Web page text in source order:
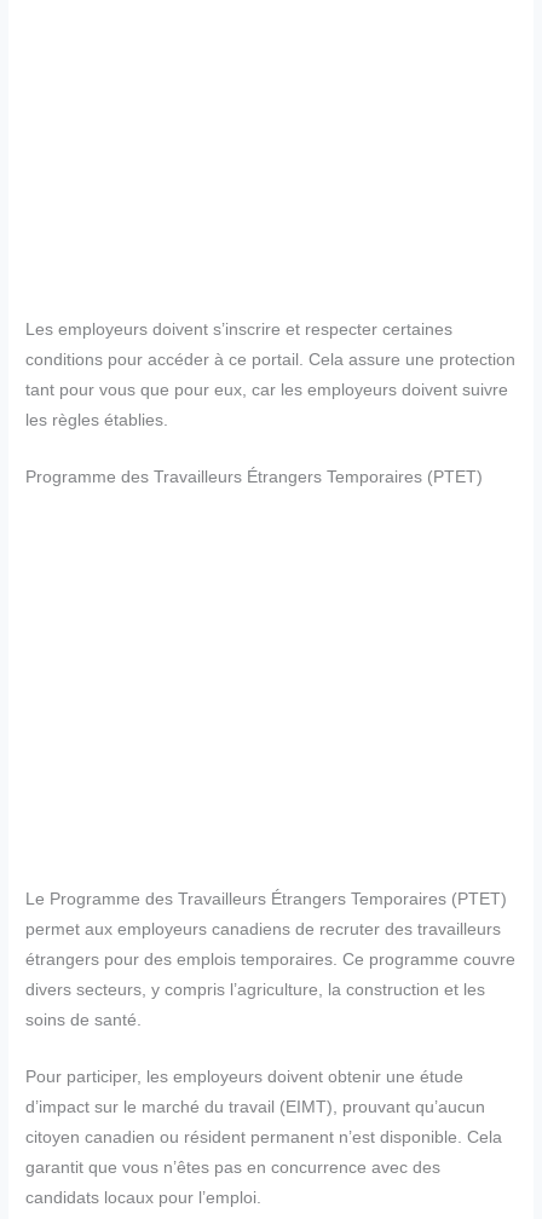
Les employeurs doivent s’inscrire et respecter certaines
conditions pour accéder à ce portail. Cela assure une protection
tant pour vous que pour eux, car les employeurs doivent suivre
les règles établies.
Programme des Travailleurs Étrangers Temporaires (PTET)
Le Programme des Travailleurs Étrangers Temporaires (PTET)
permet aux employeurs canadiens de recruter des travailleurs
étrangers pour des emplois temporaires. Ce programme couvre
divers secteurs, y compris l’agriculture, la construction et les
soins de santé.
Pour participer, les employeurs doivent obtenir une étude
d’impact sur le marché du travail (EIMT), prouvant qu’aucun
citoyen canadien ou résident permanent n’est disponible. Cela
garantit que vous n’êtes pas en concurrence avec des
candidats locaux pour l’emploi.